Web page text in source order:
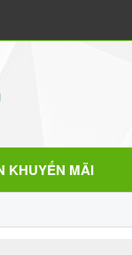
KHUYẾN MÃI